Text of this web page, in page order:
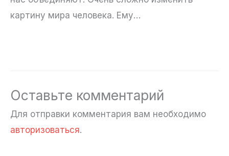
картину мира человека. Ему…
Оставьте комментарий
Для отправки комментария вам необходимо
авторизоваться.